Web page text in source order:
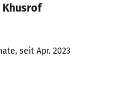
Khusrof
seit Apr. 2023